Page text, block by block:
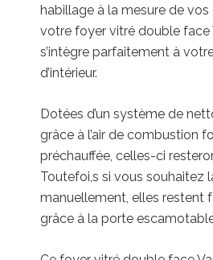
habillage à la mesure de
votre foyer vitré double face
s’intègre parfaitement à
d’intérieur.
Dotées d’un système de
grâce à l’air de combustion
préchauffée, celles-ci
Toutefoi,s si vous souhaitez
manuellement, elles restent
grâce à la porte